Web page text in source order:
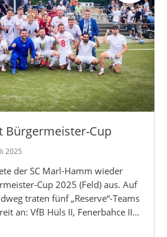
Bürgermeister-Cup
2025
der SC Marl-Hamm wieder
Cup 2025 (Feld) aus. Auf
traten fünf „Reserve“-Teams
an: VfB Hüls II, Fenerbahce II…